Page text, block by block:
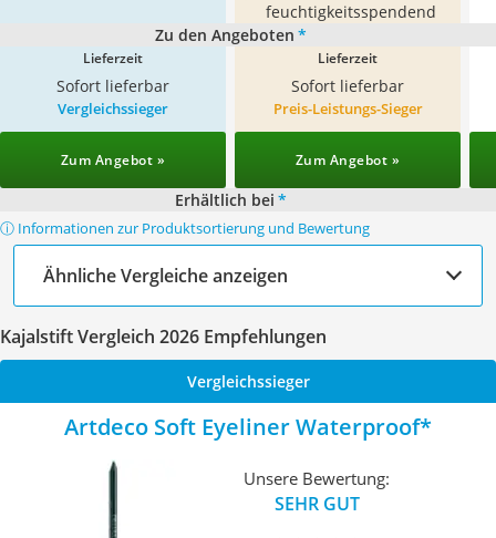
feuchtigkeitsspendend
Zu den Angeboten *
Lieferzeit
Sofort lieferbar
Lieferzeit
Sofort lieferbar
Vergleichssieger
Zum Angebot »
Preis-Leistungs-Sieger
Zum Angebot »
Erhältlich bei *
ⓘ Informationen zur Produktsortierung und Bewertung
Ähnliche Vergleiche anzeigen
Kajalstift Vergleich 2026 Empfehlungen
Vergleichssieger
Artdeco Soft Eyeliner Waterproof
Unsere Bewertung:
SEHR GUT